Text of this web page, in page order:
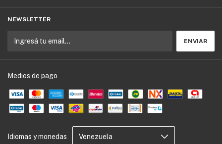
NEWSLETTER
Medios de pago
Idiomas y monedas